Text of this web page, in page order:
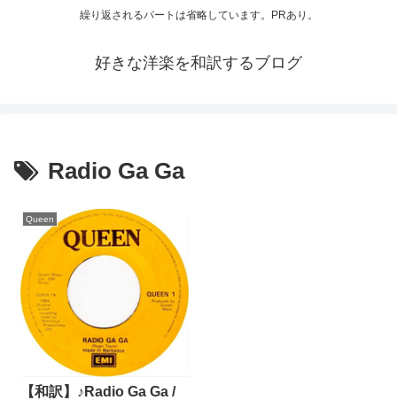
繰り返されるパートは省略しています。PRあり。
好きな洋楽を和訳するブログ
Radio Ga Ga
Queen
【和訳】♪Radio Ga Ga /